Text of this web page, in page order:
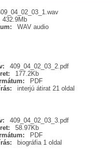
432.9Mb
WAV audio
409_04_02_03_2.pdf
177.2Kb
PDF
interjú átirat 21 oldal
409_04_02_03_3.pdf
58.97Kb
PDF
biográfia 1 oldal